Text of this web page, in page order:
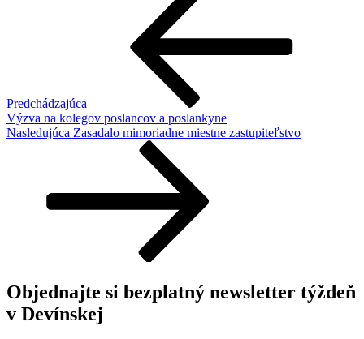
Predchádzajúca
Výzva na kolegov poslancov a poslankyne
Ďalší
Nasledujúca Zasadalo mimoriadne miestne zastupiteľstvo
Objednajte si bezplatný newsletter týždeň
v Devínskej